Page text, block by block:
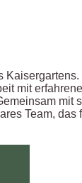
mit
mit
Team,